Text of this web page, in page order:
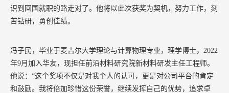
识到回国就职的路走对了。他将以此次获奖为契机，努力工作，刻
苦钻研，勇创佳绩。
冯子民，毕业于麦吉尔大学理论与计算物理专业，理学博士， 2022
年9月加入华友，现担任前沿材料研究院新材料研发主任工程师。
他说：“这个奖项不仅是对我个人的认可，更是对公司平台的肯定
和鼓励。我将倍加珍惜这份荣誉，继续发挥自己的优势，追求卓